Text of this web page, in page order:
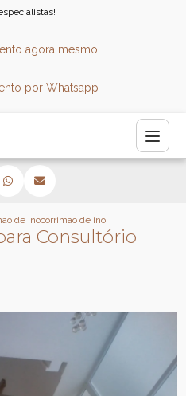
agora mesmo
por Whatsapp
de inoxcorrimao de inox para consultorio
Consultório